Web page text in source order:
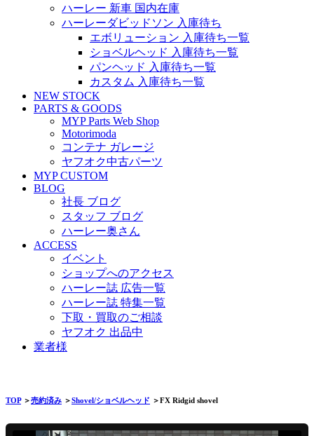
ハーレー 新車 国内在庫
ハーレーダビッドソン 入庫待ち
エボリューション 入庫待ち一覧
ショベルヘッド 入庫待ち一覧
パンヘッド 入庫待ち一覧
カスタム 入庫待ち一覧
NEW STOCK
PARTS & GOODS
MYP Parts Web Shop
Motorimoda
コンテナ ガレージ
ヤフオク中古パーツ
MYP CUSTOM
BLOG
社長 ブログ
スタッフ ブログ
ハーレー奥さん
ACCESS
イベント
ショップへのアクセス
ハーレー誌 広告一覧
ハーレー誌 特集一覧
下取・買取のご相談
ヤフオク 出品中
業者様
TOP＞売約済み ＞Shovel/ショベルヘッド ＞FX Ridgid shovel